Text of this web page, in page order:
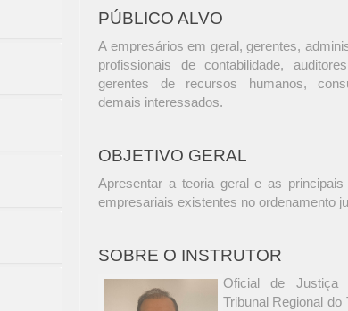
PÚBLICO ALVO
A empresários em geral, gerentes,
profissionais de contabilidade,
gerentes de recursos humanos,
demais interessados.
OBJETIVO GERAL
Apresentar a teoria geral e as
empresariais existentes no ordenamento
SOBRE O INSTRUTOR
Oficial de Justiça
Tribunal Regional do